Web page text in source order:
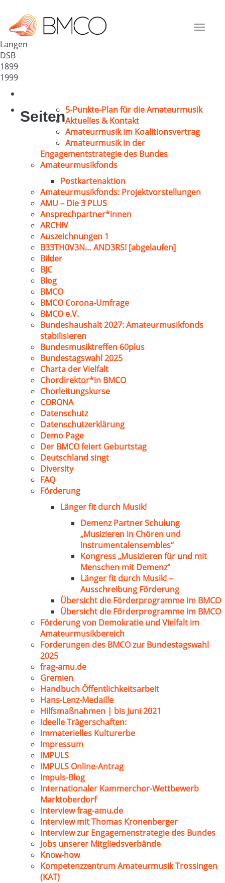
Toggle
Deutschland
27607
Langen
DSB
1899
1999
Seiten5-Punkte-Plan für die Amateurmusik
Aktuelles & Kontakt
Amateurmusik im Koalitionsvertrag
Amateurmusik in der
Engagementstrategie des Bundes
Amateurmusikfonds
Postkartenaktion
Amateurmusikfonds: Projektvorstellungen
AMU – Die 3 PLUS
Ansprechpartner*innen
ARCHIV
Auszeichnungen 1
B33TH0V3N… AND3RS! [abgelaufen]
Bilder
BJC
Blog
BMCO
BMCO Corona-Umfrage
BMCO e.V.
Bundeshaushalt 2027: Amateurmusikfonds
stabilisieren
Bundesmusiktreffen 60plus
Bundestagswahl 2025
Charta der Vielfalt
Chordirektor*in BMCO
Chorleitungskurse
CORONA
Datenschutz
Datenschutzerklärung
Demo Page
Der BMCO feiert Geburtstag
Deutschland singt
Diversity
FAQ
Förderung
Länger fit durch Musik!
Demenz Partner Schulung
„Musizieren in Chören und
Instrumentalensembles“
Kongress „Musizieren für und mit
Menschen mit Demenz“
Länger fit durch Musik! –
Ausschreibung Förderung
Übersicht die Förderprogramme im BMCO
Übersicht die Förderprogramme im BMCO
Förderung von Demokratie und Vielfalt im
Amateurmusikbereich
Forderungen des BMCO zur Bundestagswahl
2025
frag-amu.de
Gremien
Handbuch Öffentlichkeitsarbeit
Hans-Lenz-Medaille
Hilfsmaßnahmen | bis Juni 2021
Ideelle Trägerschaften:
Immaterielles Kulturerbe
Impressum
IMPULS
IMPULS Online-Antrag
Impuls-Blog
Internationaler Kammerchor-Wettbewerb
Marktoberdorf
Interview frag-amu.de
Interview mit Thomas Kronenberger
Interview zur Engagemenstrategie des Bundes
Jobs unserer Mitgliedsverbände
Know-how
Kompetenzzentrum Amateurmusik Trossingen
(KAT)